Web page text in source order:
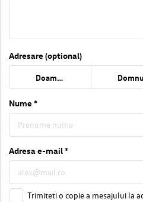
Adresare (optional)
Doamna
Nume *
Adresa e-mail *
Trimiteti o copie a mesajului la